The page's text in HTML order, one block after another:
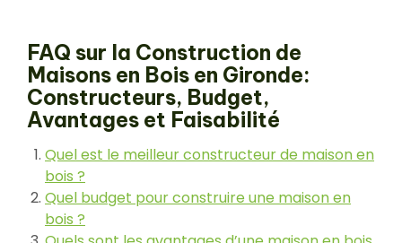
FAQ sur la Construction de
Maisons en Bois en Gironde:
Constructeurs, Budget,
Avantages et Faisabilité
Quel est le meilleur constructeur de maison en
bois ?
Quel budget pour construire une maison en
bois ?